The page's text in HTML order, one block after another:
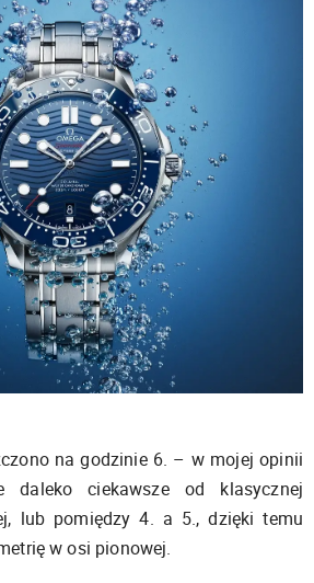
na godzinie 6. – w mojej opinii
daleko ciekawsze od klasycznej
lub pomiędzy 4. a 5., dzięki temu
w osi pionowej.